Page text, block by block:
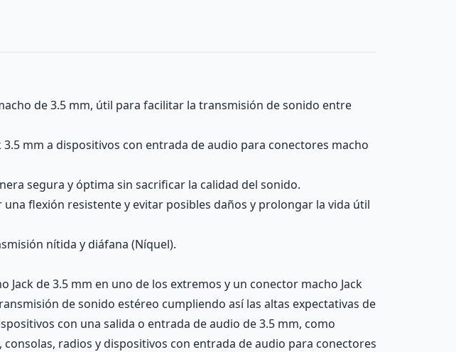
de 3.5 mm, útil para facilitar la transmisión de sonido entre
mm a dispositivos con entrada de audio para conectores macho
segura y óptima sin sacrificar la calidad del sonido.
flexión resistente y evitar posibles daños y prolongar la vida útil
nítida y diáfana (Níquel).
de 3.5 mm en uno de los extremos y un conector macho Jack
de sonido estéreo cumpliendo así las altas expectativas de
con una salida o entrada de audio de 3.5 mm, como
radios y dispositivos con entrada de audio para conectores